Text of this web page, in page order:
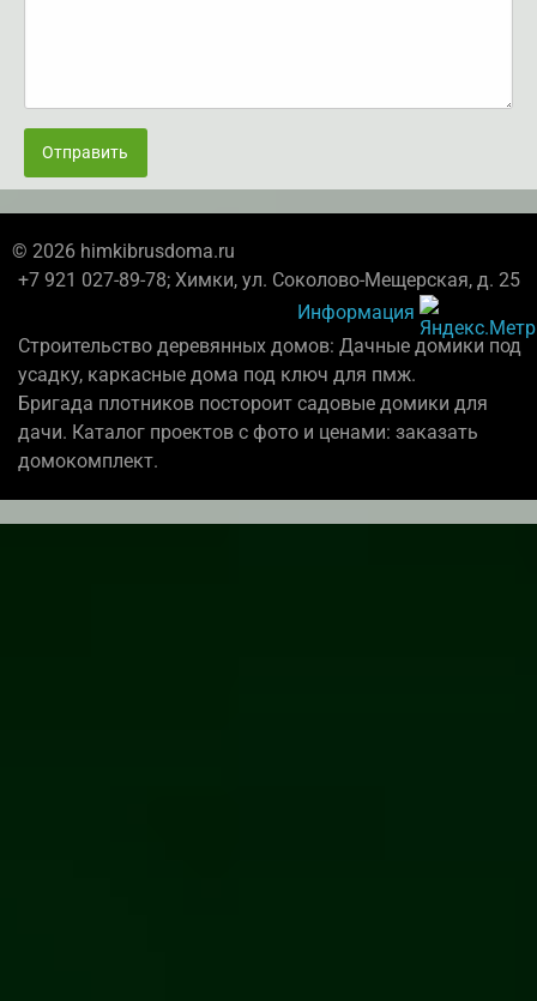
Отправить
© 2026 himkibrusdoma.ru
+7 921 027-89-78; Химки, ул. Соколово-Мещерская, д. 25
Информация
Строительство деревянных домов: Дачные домики под
усадку, каркасные дома под ключ для пмж.
Бригада плотников постороит садовые домики для
дачи. Каталог проектов с фото и ценами: заказать
домокомплект.